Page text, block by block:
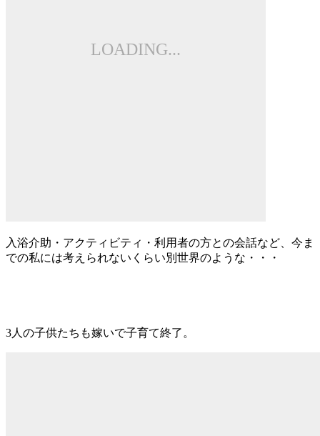
入浴介助・アクティビティ・利用者の方との会話など、今ま
での私には考えられないくらい別世界のような・・・
3人の子供たちも嫁いで子育て終了。